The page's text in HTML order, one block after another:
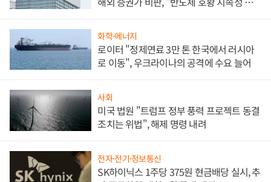
화학·에너지
로이터 "정제연료 3만 톤 한국에서 러시아
로 이동", 우크라이나의 공격에 수요 늘어
사회
미국 법원 "트럼프 정부 풍력 프로젝트 동결
조치는 위법", 해제 명령 내려
전자·전기·정보통신
SK하이닉스 1주당 375원 현금배당 실시, 추